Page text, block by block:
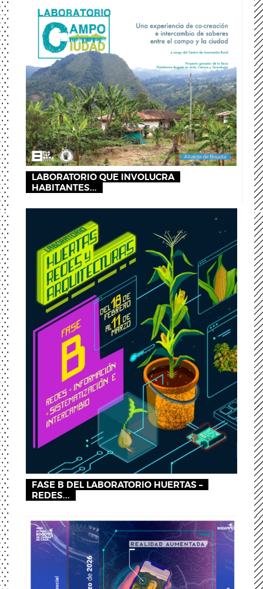
LABORATORIO QUE INVOLUCRA
HABITANTES...
FASE B DEL LABORATORIO HUERTAS –
REDES...